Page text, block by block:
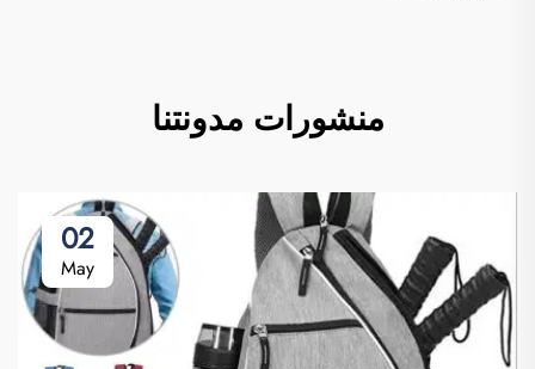
منشورات مدونتنا
02
May